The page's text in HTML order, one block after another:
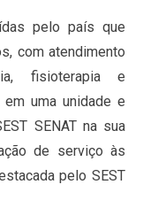
pelo país que
com atendimento
fisioterapia e
em uma unidade e
SENAT na sua
de serviço às
pelo SEST